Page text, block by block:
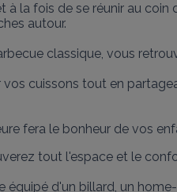
à la fois de se réunir au
autour.
classique, vous
cuissons tout en
fera le bonheur de vos
tout l'espace et le
équipé d'un billard, un